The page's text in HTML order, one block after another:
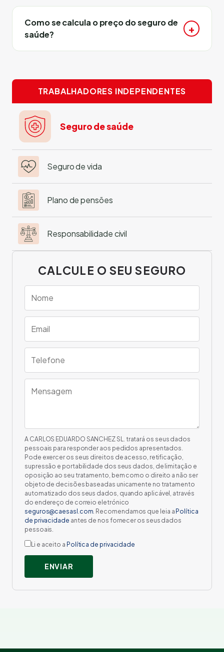
TRABALHADORES INDEPENDENTES
Seguro de saúde
Seguro de vida
Plano de pensões
Responsabilidade civil
CALCULE O SEU SEGURO
A CARLOS EDUARDO SANCHEZ SL. tratará os seus dados
pessoais para responder aos pedidos apresentados.
Pode exercer os seus direitos de acesso, retificação,
supressão e portabilidade dos seus dados, de limitação e
oposição ao seu tratamento, bem como o direito a não ser
objeto de decisões baseadas unicamente no tratamento
automatizado dos seus dados, quando aplicável, através
do endereço de correio eletrónico
seguros@caesasl.com. Recomendamos que leia a Política
de privacidade antes de nos fornecer os seus dados
pessoais.
Li e aceito a Política de privacidade
ENVIAR
Como se calcula o preço do seguro de
saúde?